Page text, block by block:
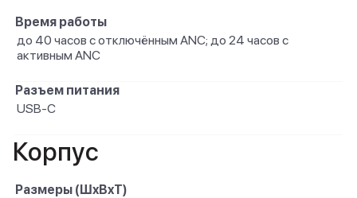
Время работы
до 40 часов с отключённым ANC; до 24 часов с
активным ANC
Разъем питания
USB-C
Корпус
Размеры (ШxВxТ)